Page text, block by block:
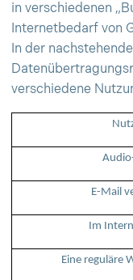
in verschiedenen
Internetbedarf von
In der
verschiedene
E-Mail
Im
Eine reguläre